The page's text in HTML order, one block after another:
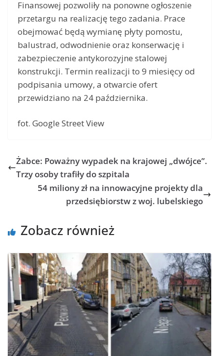
Finansowej pozwoliły na ponowne ogłoszenie
przetargu na realizację tego zadania. Prace
obejmować będą wymianę płyty pomostu,
balustrad, odwodnienie oraz konserwację i
zabezpieczenie antykorozyjne stalowej
konstrukcji. Termin realizacji to 9 miesięcy od
podpisania umowy, a otwarcie ofert
przewidziano na 24 października.
fot. Google Street View
Żabce: Poważny wypadek na krajowej „dwójce”.
Trzy osoby trafiły do szpitala
54 miliony zł na innowacyjne projekty dla
przedsiębiorstw z woj. lubelskiego
Zobacz również